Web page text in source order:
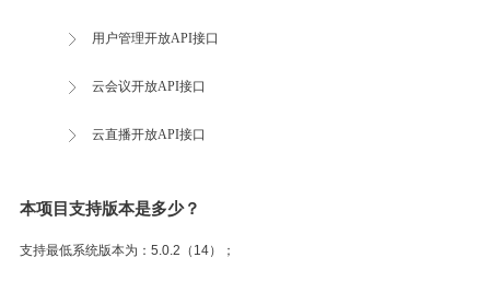
用户管理开放API接口
云会议开放API接口
云直播开放API接口
本项目支持版本是多少？
支持最低系统版本为：5.0.2（14）；